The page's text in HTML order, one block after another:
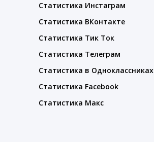
Статистика Инстаграм
Статистика ВКонтакте
Статистика Тик Ток
Статистика Телеграм
Статистика в Одноклассниках
Статистика Facebook
Статистика Макс